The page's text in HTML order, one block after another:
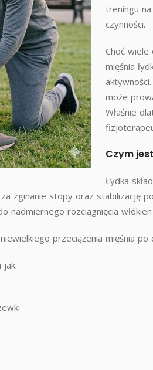
treningu
czynności.
Choć
mięśnia
może
Właśnie
Czym
Łydka
zginanie stopy oraz stabilizację
rozciągnięcia
przeciążenia mięśnia po
jak: